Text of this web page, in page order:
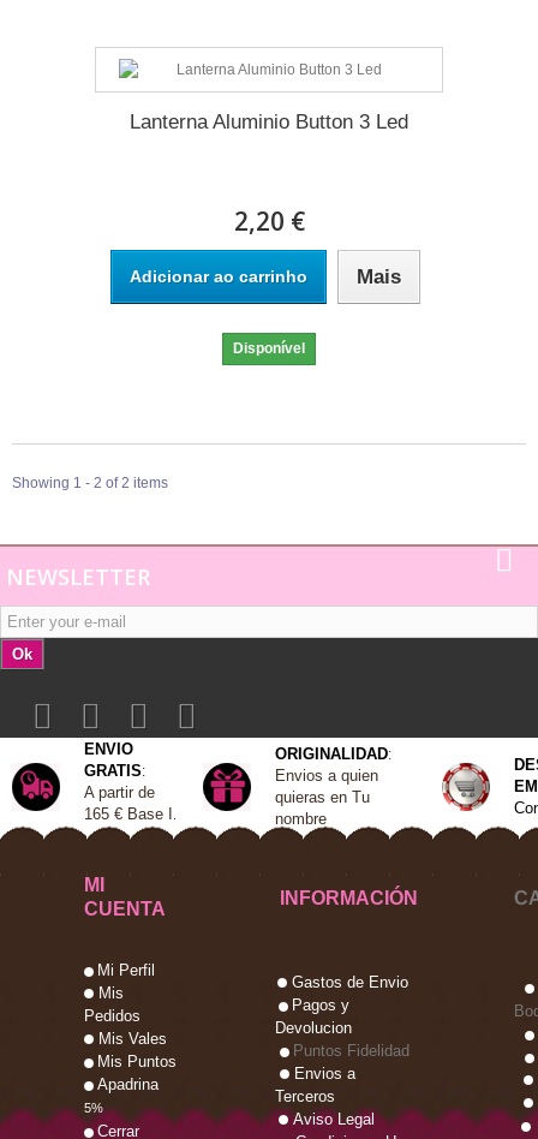
Lanterna Aluminio Button 3 Led
2,20 €
Adicionar ao carrinho Mais
Disponível
Showing 1 - 2 of 2 items
NEWSLETTER
Ok
ENVIO
GRATIS:
A partir de
165 € Base I
ORIGINALIDAD:
Envios a quien
quieras en Tu
nombre
MI
CUENTA
INFORMACIÓN
Mi Perfil
Mis
Pedidos
Mis Vales
Mis Puntos
Apadrina
5%
Cerrar
Gastos de Envio
Pagos y
Devolucion
Puntos Fidelidad
Envios a
Terceros
Aviso Legal